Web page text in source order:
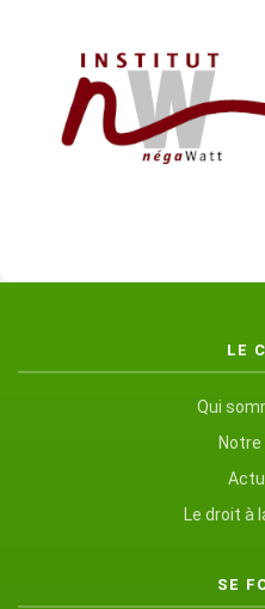
LE
Qui
Notre
Le droit à
SE